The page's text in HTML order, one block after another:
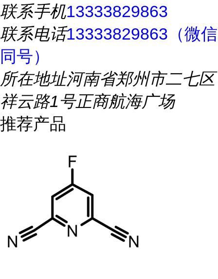
联系手机13333829863
联系电话13333829863（微信
同号）
所在地址河南省郑州市二七区
祥云路1号正商航海广场
推荐产品